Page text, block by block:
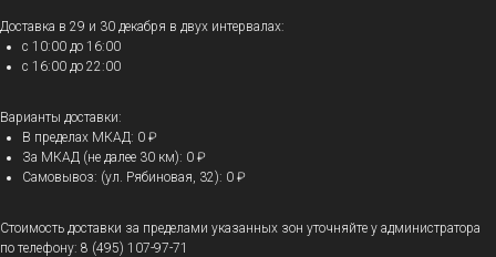
Доставка в 29 и 30 декабря в двух интервалах:
с 10:00 до 16:00
с 16:00 до 22:00
Варианты доставки:
В пределах МКАД: 0 ₽
За МКАД (не далее 30 км): 0 ₽
Самовывоз: (ул. Рябиновая, 32): 0 ₽
Стоимость доставки за пределами указанных зон уточняйте у администратора
по телефону: 8 (495) 107-97-71